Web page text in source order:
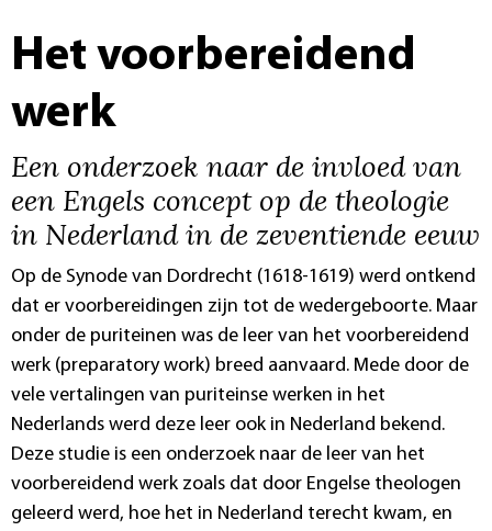
Het voorbereidend
werk
Een onderzoek naar de invloed van
een Engels concept op de theologie
in Nederland in de zeventiende eeuw
Op de Synode van Dordrecht (1618-1619) werd ontkend
dat er voorbereidingen zijn tot de wedergeboorte. Maar
onder de puriteinen was de leer van het voorbereidend
werk (preparatory work) breed aanvaard. Mede door de
vele vertalingen van puriteinse werken in het
Nederlands werd deze leer ook in Nederland bekend.
Deze studie is een onderzoek naar de leer van het
voorbereidend werk zoals dat door Engelse theologen
geleerd werd, hoe het in Nederland terecht kwam, en